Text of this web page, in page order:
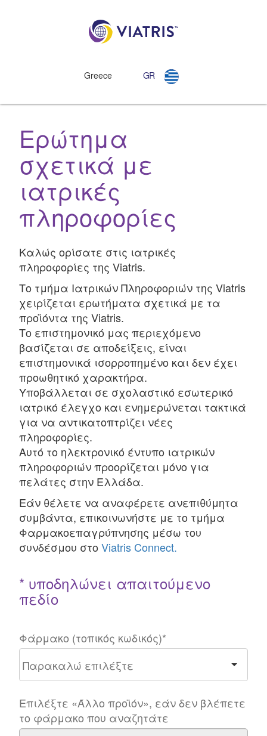
Greece GR
Ερώτημα
σχετικά με
ιατρικές
πληροφορίες
Καλώς ορίσατε στις ιατρικές
πληροφορίες της Viatris.
Το τμήμα Ιατρικών Πληροφοριών της Viatris
χειρίζεται ερωτήματα σχετικά με τα
προϊόντα της Viatris.
Το επιστημονικό μας περιεχόμενο
βασίζεται σε αποδείξεις, είναι
επιστημονικά ισορροπημένο και δεν έχει
προωθητικό χαρακτήρα.
Υποβάλλεται σε σχολαστικό εσωτερικό
ιατρικό έλεγχο και ενημερώνεται τακτικά
για να αντικατοπτρίζει νέες
πληροφορίες.
Αυτό το ηλεκτρονικό έντυπο ιατρικών
πληροφοριών προορίζεται μόνο για
πελάτες στην Ελλάδα.
Εάν θέλετε να αναφέρετε ανεπιθύμητα
συμβάντα, επικοινωνήστε με το τμήμα
Φαρμακοεπαγρύπνησης μέσω του
συνδέσμου στο Viatris Connect.
* υποδηλώνει απαιτούμενο
πεδίο
Φάρμακο (τοπικός κωδικός)*
Επιλέξτε «Άλλο προϊόν», εάν δεν βλέπετε
το φάρμακο που αναζητάτε